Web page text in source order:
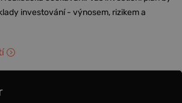
investování - výnosem, rizikem a